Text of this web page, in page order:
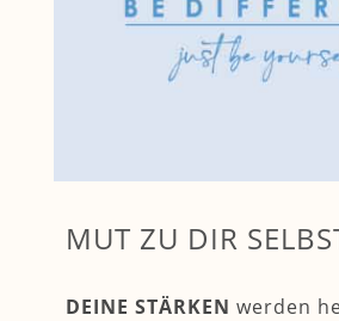
MUT ZU DIR
DEINE STÄRKEN werden